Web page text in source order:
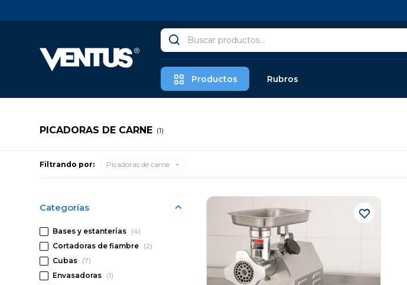
Productos Rubros
PICADORAS DE CARNE (1)
Filtrando por: Picadoras de carne
Categorías
Bases y estanterías (4)
Cortadoras de fiambre (2)
Cubas (7)
Envasadoras (1)